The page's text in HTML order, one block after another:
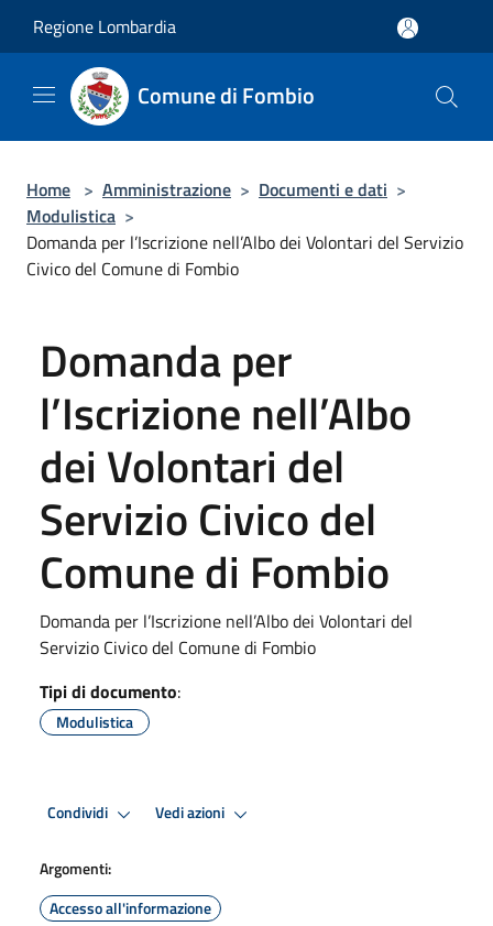
Regione Lombardia
Comune di Fombio
Home > Amministrazione > Documenti e dati >
Modulistica >
Domanda per l’Iscrizione nell’Albo dei Volontari del Servizio
Civico del Comune di Fombio
Domanda per
l’Iscrizione nell’Albo
dei Volontari del
Servizio Civico del
Comune di Fombio
Domanda per l’Iscrizione nell’Albo dei Volontari del
Servizio Civico del Comune di Fombio
Tipi di documento:
Modulistica
Condividi Vedi azioni
Argomenti:
Accesso all'informazione